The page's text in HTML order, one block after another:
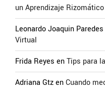
un Aprendizaje
Leonardo Joaquin
Virtual
Frida Reyes enTips para
Adriana GtzenCuando